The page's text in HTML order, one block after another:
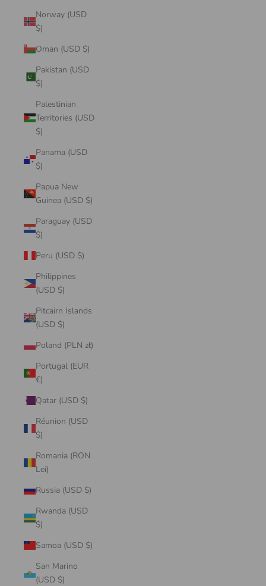
Norway (USD
$)
Oman (USD $)
Pakistan (USD
$)
Palestinian
Territories (USD
$)
Panama (USD
$)
Papua New
Guinea (USD $)
Paraguay (USD
$)
Peru (USD $)
Philippines
(USD $)
Pitcairn Islands
(USD $)
Poland (PLN zł)
Portugal (EUR
€)
Qatar (USD $)
Réunion (USD
$)
Romania (RON
Lei)
Russia (USD $)
Rwanda (USD
$)
Samoa (USD $)
San Marino
(USD $)